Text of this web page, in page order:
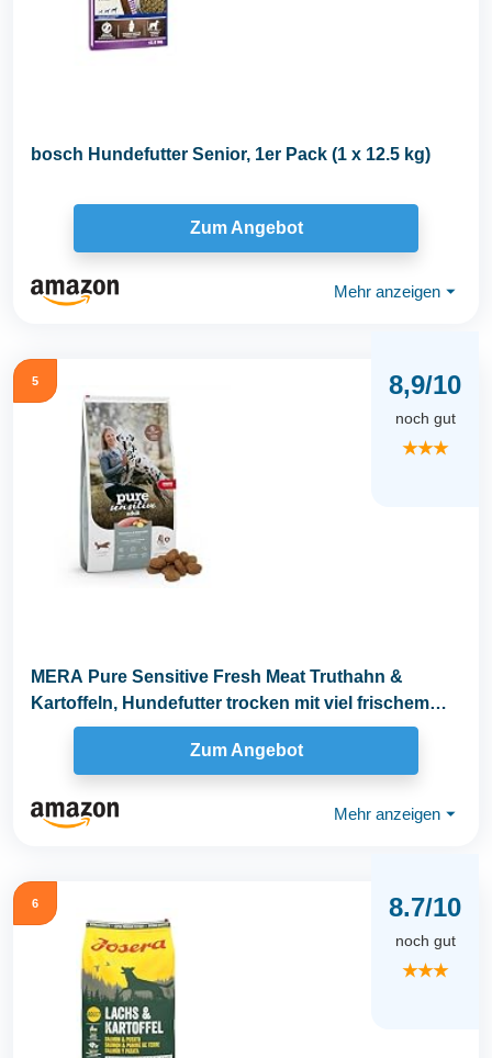
bosch Hundefutter Senior, 1er Pack (1 x 12.5 kg)
Zum Angebot
Mehr anzeigen ⏷
5 8,9/10
noch gut
★★★
MERA Pure Sensitive Fresh Meat Truthahn &
Kartoffeln, Hundefutter trocken mit viel frischem
Fleisch...
Zum Angebot
Mehr anzeigen ⏷
6 8.7/10
noch gut
★★★